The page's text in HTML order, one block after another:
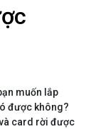
muốn lắp
được không?
card rời được